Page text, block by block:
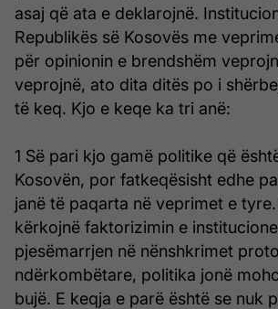
asaj që ata e deklarojnë.
Republikës së Kosovës me
për opinionin e brendshëm
veprojnë, ato dita ditës po i
të keq. Kjo e keqe ka tri anë:
1 Së pari kjo gamë politike që
Kosovën, por fatkeqësisht edhe
janë të paqarta në veprimet e
kërkojnë faktorizimin e
pjesëmarrjen në nënshkrimet
ndërkombëtare, politika jonë
bujë. E keqja e parë është se nuk